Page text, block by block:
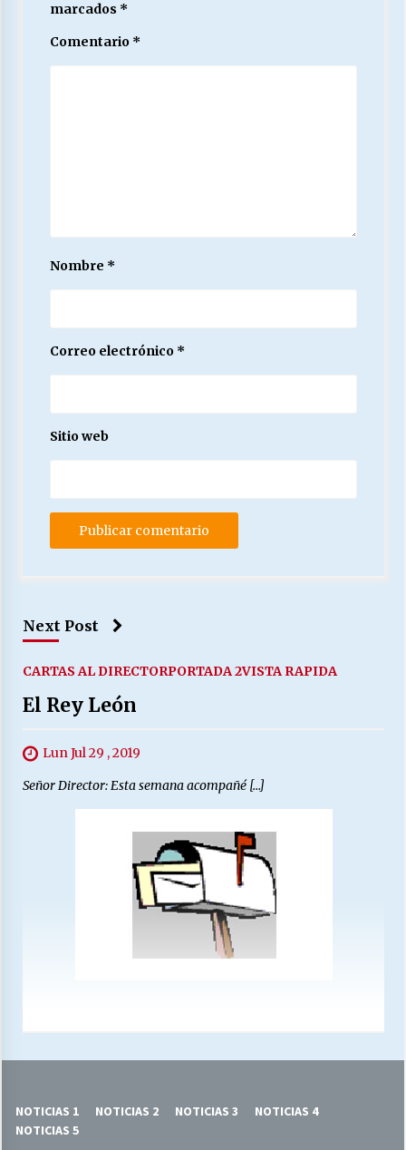
marcados *
Comentario *
Nombre *
Correo electrónico *
Sitio web
Next Post
CARTAS AL DIRECTORPORTADA 2VISTA RAPIDA
El Rey León
Lun Jul 29 , 2019
Señor Director: Esta semana acompañé […]
NOTICIAS 1 NOTICIAS 2 NOTICIAS 3
NOTICIAS 4
NOTICIAS 5